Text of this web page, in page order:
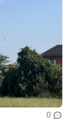
0